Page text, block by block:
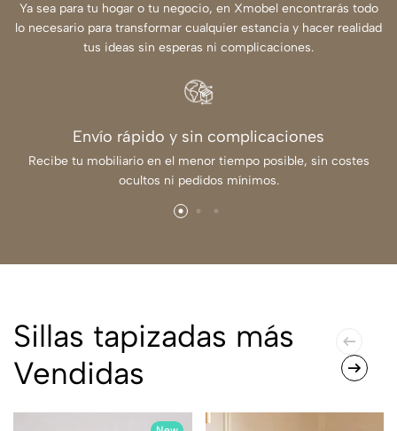
Ya sea para tu hogar o tu negocio, en Xmobel encontrarás todo
lo necesario para transformar cualquier estancia y hacer realidad
tus ideas sin esperas ni complicaciones.
Envío rápido y sin complicaciones
Recibe tu mobiliario en el menor tiempo posible, sin costes
ocultos ni pedidos mínimos.
Sillas tapizadas más
Vendidas